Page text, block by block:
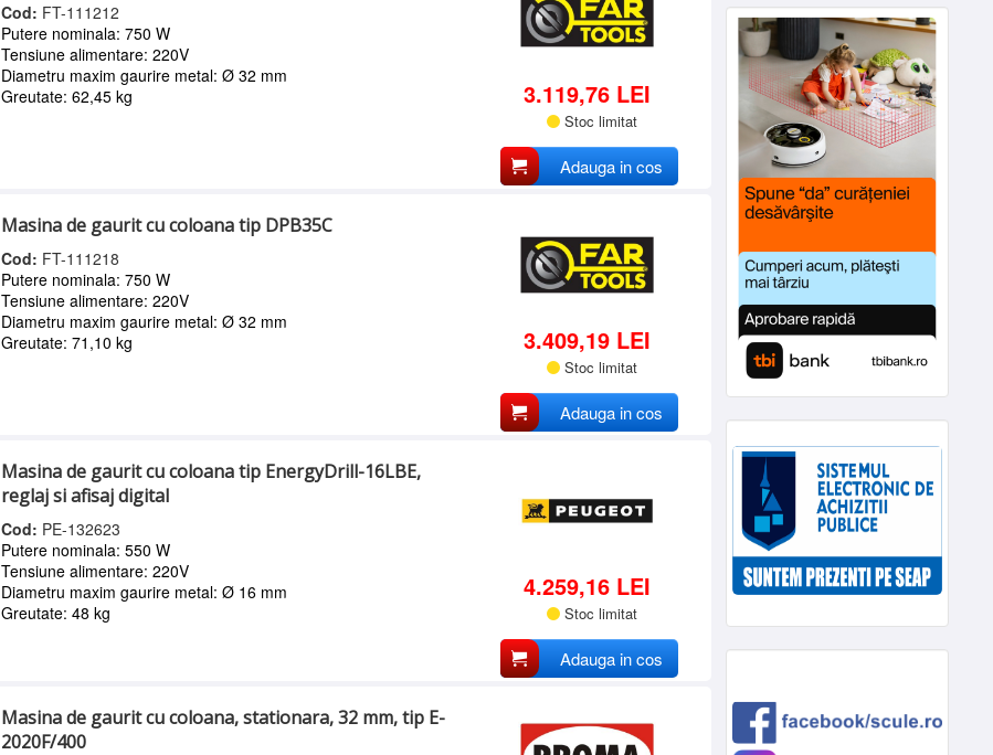
Cod: FT-111212
Putere nominala: 750 W
Tensiune alimentare: 220V
Diametru maxim gaurire metal: Ø 32 mm
Greutate: 62,45 kg
3.119,76 LEI
Stoc limitat
Adauga in cos
Masina de gaurit cu coloana tip DPB35C
Cod: FT-111218
Putere nominala: 750 W
Tensiune alimentare: 220V
Diametru maxim gaurire metal: Ø 32 mm
Greutate: 71,10 kg
3.409,19 LEI
Stoc limitat
Adauga in cos
Masina de gaurit cu coloana tip EnergyDrill-16LBE,
reglaj si afisaj digital
Cod: PE-132623
Putere nominala: 550 W
Tensiune alimentare: 220V
Diametru maxim gaurire metal: Ø 16 mm
Greutate: 48 kg
4.259,16 LEI
Stoc limitat
Adauga in cos
Masina de gaurit cu coloana, stationara, 32 mm, tip E-
2020F/400